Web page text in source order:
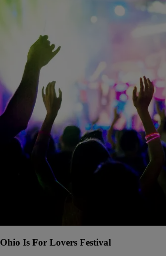
Ohio Is For Lovers Festival